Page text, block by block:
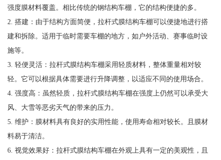
强度膜材料覆盖。相比传统的钢结构车棚，它的结构便捷的多。
2. 搭建：由于结构方面简便，拉杆式膜结构车棚可以便捷地进行搭
建和拆除。适用于临时需要车棚的地方，如户外活动、赛事临时设
施等。
3. 轻便灵活：拉杆式膜结构车棚采用轻质材料，整体重量相对较
轻。它可以根据具体需要进行升降调整，以适应不同的使用场合。
4. 强度高：虽然轻质，拉杆式膜结构车棚在强度上仍然可以承受大
风、大雪等恶劣天气的带来的压力。
5. 维护：膜材料具有良好的实用性能，使用寿命相对较长。且膜材
料易于清洁。
6. 视觉效果好：拉杆式膜结构车棚在外观上具有一定的美观性，且